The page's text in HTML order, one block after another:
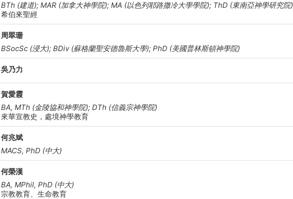
BTh (建道); MAR (加拿大神學院); MA (以色列耶路撒冷大學學院); ThD (東南亞神學研究院)
希伯來聖經
周翠珊
BSocSc (浸大); BDiv (蘇格蘭聖安德魯斯大學); PhD (美國普林斯頓神學院)
吳乃力
賀愛霞
BA, MTh (金陵協和神學院); DTh (信義宗神學院)
來華宣教史，處境神學教育
何兆斌
MACS, PhD (中大)
何榮漢
BA, MPhil, PhD (中大)
宗教教育、生命教育